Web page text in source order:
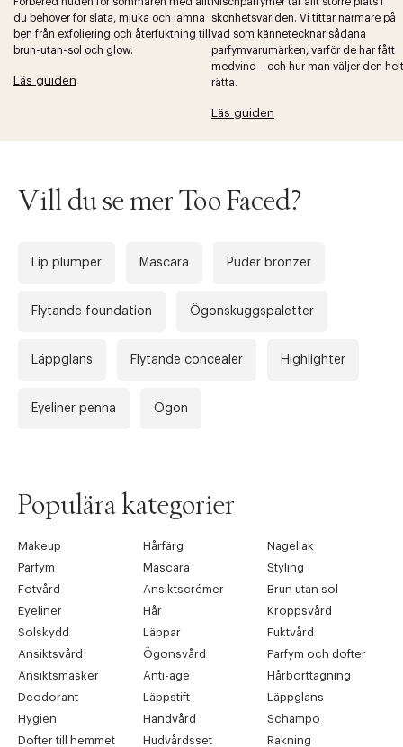
du behöver för släta, mjuka och jämna
ben från exfoliering och återfuktning till
brun-utan-sol och glow.
Läs guiden
skönhetsvärlden. Vi tittar närmare på
vad som kännetecknar sådana
parfymvarumärken, varför de har fått
medvind – och hur man väljer den helt
rätta.
Läs guiden
Tidigare
Vill du se mer Too Faced?
Lip plumper Mascara Puder bronzer
Flytande foundation Ögonskuggspaletter
Läppglans Flytande concealer Highlighter
Eyeliner penna Ögon
Populära kategorier
Makeup Hårfärg
Nagellak
Parfym
Mascara
Styling
Fotvård
Ansiktscrémer
Brun utan sol
Eyeliner
Hår
Kroppsvård
Solskydd
Läppar
Fuktvård
Ansiktsvård
Ögonsvård
Parfym och dofter
Ansiktsmasker
Anti-age
Hårborttagning
Deodorant
Läppstift
Läppglans
Hygien
Handvård
Schampo
Dofter till hemmet
Hudvårdsset Rakning